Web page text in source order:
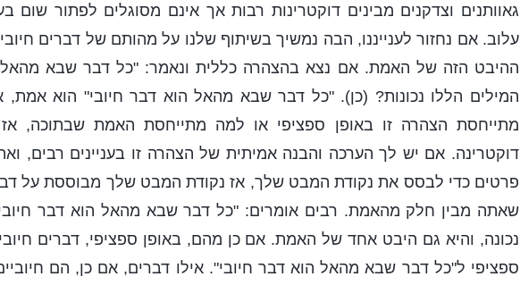
גאוותנים וצדקנים מבינים דוקטרינות רבות אך אינם מסוגלים לפתור שום
עלוב. אם נחזור לענייננו, הבה נמשיך בשיתוף שלנו על מהותם של דברים
ההיבט הזה של האמת. אם נצא בהצהרה כללית ונאמר: "כל דבר שבא מהאל
המילים הללו נכונות? (כן). "כל דבר שבא מהאל הוא דבר חיובי" הוא
מתייחסת הצהרה זו באופן ספציפי או למה מתייחסת האמת שבתוכה,
דוקטרינה. אם יש לך הערכה והבנה אמיתית של הצהרה זו בעניינים רבים,
פרטים כדי לבסס את נקודת המבט שלך, אז נקודת המבט שלך מבוססת על
שאתה מבין חלק מהאמת. רבים אומרים: "כל דבר שבא מהאל הוא דבר
נכונה, והיא גם היבט אחד של האמת. אם כן מהם, באופן ספציפי, דברים
ספציפי ל"כל דבר שבא מהאל הוא דבר חיובי". אילו דברים, אם כן, הם